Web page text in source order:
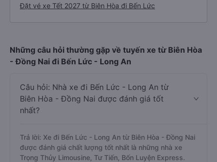
Đặt vé xe Tết 2027 từ Biên Hòa đi Bến Lức
Những câu hỏi thường gặp về tuyến xe từ Biên Hòa
- Đồng Nai đi Bến Lức - Long An
Câu hỏi: Nhà xe đi Bến Lức - Long An từ
Biên Hòa - Đồng Nai được đánh giá tốt
nhất?
Trả lời: Xe đi Bến Lức - Long An từ Biên Hòa - Đồng Nai
được đánh giá chất lượng tốt nhất là những nhà xe
Trọng Thủy Limousine, Tư Tiến, Bốn Luyện Express.